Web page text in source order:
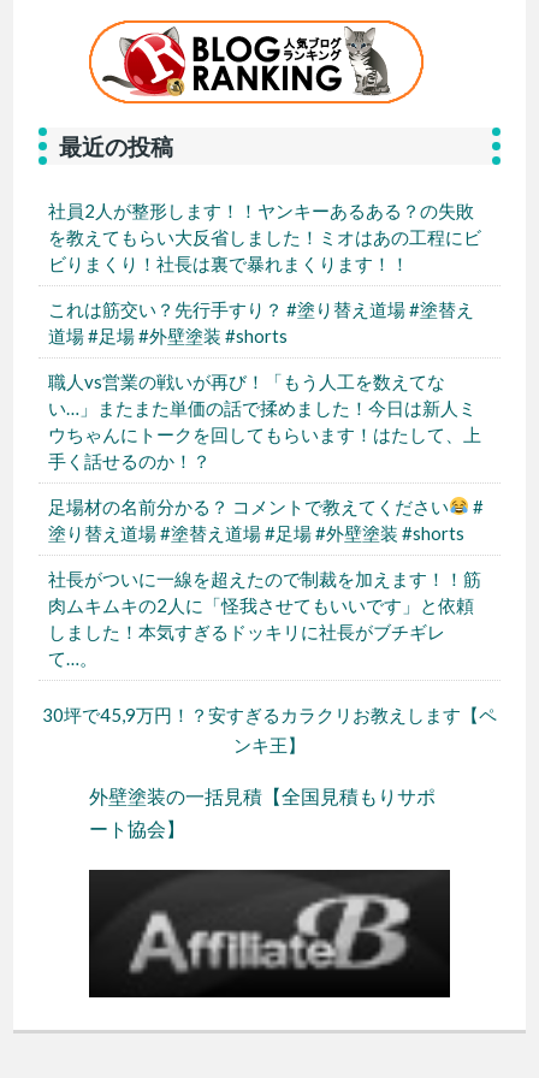
最近の投稿
社員2人が整形します！！ヤンキーあるある？の失敗
を教えてもらい大反省しました！ミオはあの工程にビ
ビりまくり！社長は裏で暴れまくります！！
これは筋交い？先行手すり？ #塗り替え道場 #塗替え
道場 #足場 #外壁塗装 #shorts
職人vs営業の戦いが再び！「もう人工を数えてな
い…」またまた単価の話で揉めました！今日は新人ミ
ウちゃんにトークを回してもらいます！はたして、上
手く話せるのか！？
足場材の名前分かる？ コメントで教えてください
#
塗り替え道場 #塗替え道場 #足場 #外壁塗装 #shorts
社長がついに一線を超えたので制裁を加えます！！筋
肉ムキムキの2人に「怪我させてもいいです」と依頼
しました！本気すぎるドッキリに社長がブチギレ
て…。
30坪で45,9万円！？安すぎるカラクリお教えします【ペ
ンキ王】
外壁塗装の一括見積【全国見積もりサポ
ート協会】